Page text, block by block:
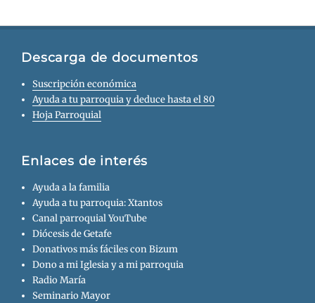
Descarga de documentos
Suscripción económica
Ayuda a tu parroquia y deduce hasta el 80
Hoja Parroquial
Enlaces de interés
Ayuda a la familia
Ayuda a tu parroquia: Xtantos
Canal parroquial YouTube
Diócesis de Getafe
Donativos más fáciles con Bizum
Dono a mi Iglesia y a mi parroquia
Radio María
Seminario Mayor